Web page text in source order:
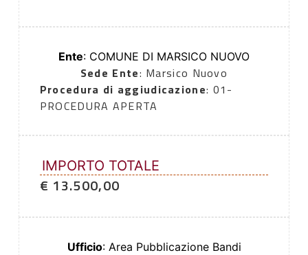
Ente: COMUNE DI MARSICO NUOVO
Sede Ente: Marsico Nuovo
Procedura di aggiudicazione: 01-
PROCEDURA APERTA
IMPORTO TOTALE
€ 13.500,00
Ufficio: Area Pubblicazione Bandi